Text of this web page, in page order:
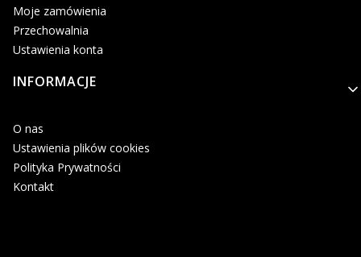
Moje zamówienia
Przechowalnia
Ustawienia konta
INFORMACJE
O nas
Ustawienia plików cookies
Polityka Prywatności
Kontakt